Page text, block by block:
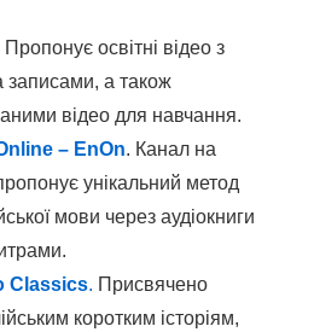
Пропонує освітні відео з
записами, а також
відео для навчання.
– EnOn. Канал на
унікальний метод
мови через аудіокниги
Classics. Присвячено
коротким історіям,